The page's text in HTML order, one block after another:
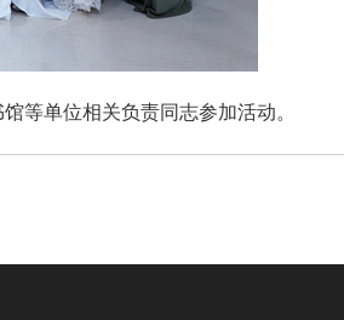
等单位相关负责同志参加活动。